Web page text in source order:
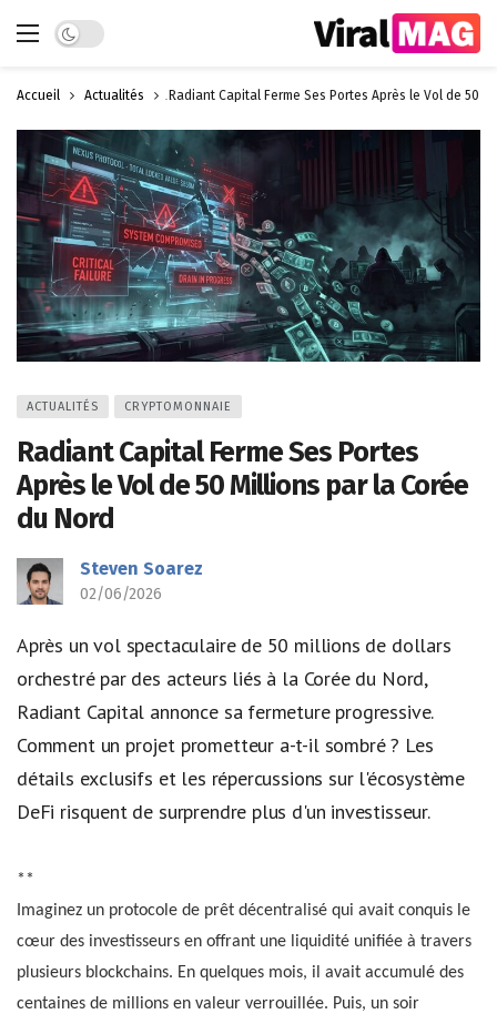
Dark mode
Accueil Actualités Radiant Capital Ferme Ses Portes Après le Vol de 50
ACTUALITÉS CRYPTOMONNAIE
Radiant Capital Ferme Ses Portes
Après le Vol de 50 Millions par la Corée
du Nord
Steven Soarez
02/06/2026
Après un vol spectaculaire de 50 millions de dollars
orchestré par des acteurs liés à la Corée du Nord,
Radiant Capital annonce sa fermeture progressive.
Comment un projet prometteur a-t-il sombré ? Les
détails exclusifs et les répercussions sur l'écosystème
DeFi risquent de surprendre plus d'un investisseur.
**
Imaginez un protocole de prêt décentralisé qui avait conquis le
cœur des investisseurs en offrant une liquidité unifiée à travers
plusieurs blockchains. En quelques mois, il avait accumulé des
centaines de millions en valeur verrouillée. Puis, un soir